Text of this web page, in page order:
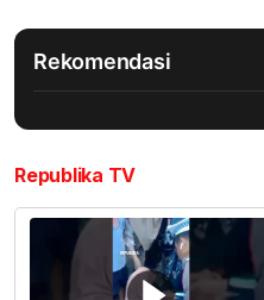
Rekomendasi
Republika TV